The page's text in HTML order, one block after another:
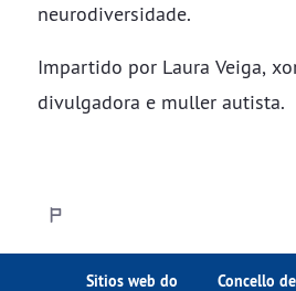
neurodiversidade.
Impartido por Laura Veiga,
divulgadora e muller autista.
Sitios web do Concello de